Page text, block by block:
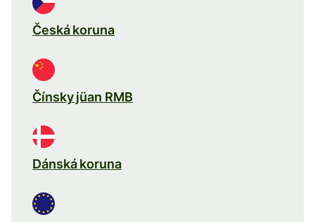
Česká koruna
Čínsky jüan RMB
Dánská koruna